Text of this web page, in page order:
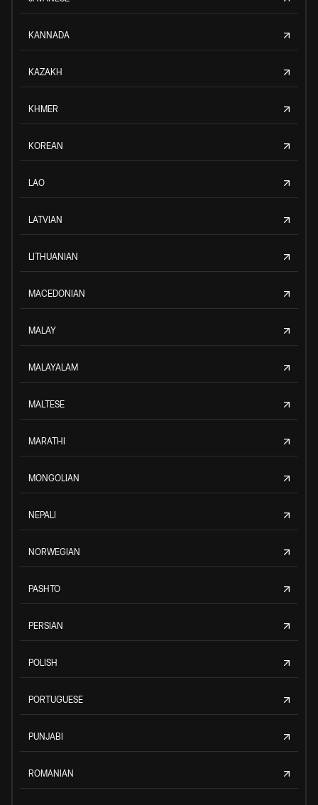
KANNADA
KAZAKH
KHMER
KOREAN
LAO
LATVIAN
LITHUANIAN
MACEDONIAN
MALAY
MALAYALAM
MALTESE
MARATHI
MONGOLIAN
NEPALI
NORWEGIAN
PASHTO
PERSIAN
POLISH
PORTUGUESE
PUNJABI
ROMANIAN